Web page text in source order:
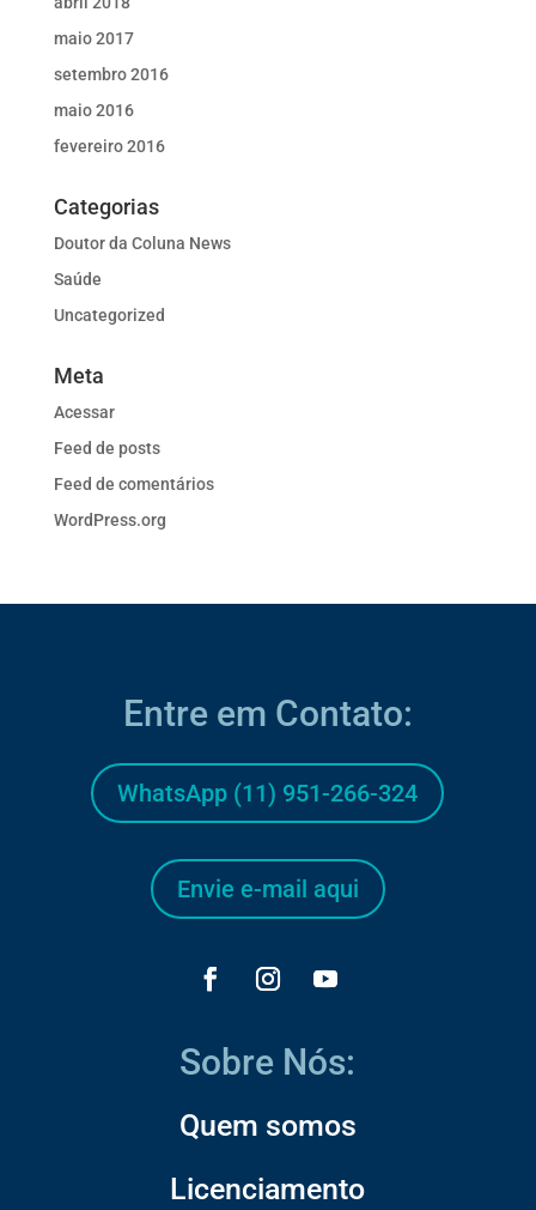
maio 2017
setembro 2016
maio 2016
fevereiro 2016
Categorias
Doutor da Coluna News
Saúde
Uncategorized
Meta
Acessar
Feed de posts
Feed de comentários
WordPress.org
Entre em Contato:
WhatsApp (11) 951-266-324
Envie e-mail aqui
Sobre Nós:
Quem somos
Licenciamento